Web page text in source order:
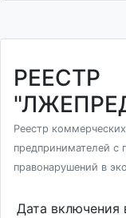
РЕЕСТР
Реестр
предпринимателей
правонарушений в
Дата включения